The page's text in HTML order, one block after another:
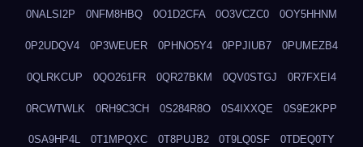
0NALSI2P 0NFM8HBQ 0O1D2CFA 0O3VCZC0 0OY5HHNM
0P2UDQV4 0P3WEUER 0PHNO5Y4 0PPJIUB7 0PUMEZB4
0QLRKCUP 0QO261FR 0QR27BKM 0QV0STGJ 0R7FXEI4
0RCWTWLK 0RH9C3CH 0S284R8O 0S4IXXQE 0S9E2KPP
0SA9HP4L 0T1MPQXC 0T8PUJB2 0T9LQ0SF 0TDEQ0TY